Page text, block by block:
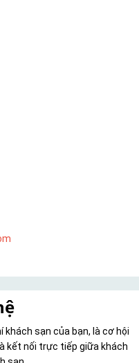
khách sạn của bạn, là cơ hội
kết nối trực tiếp giữa khách